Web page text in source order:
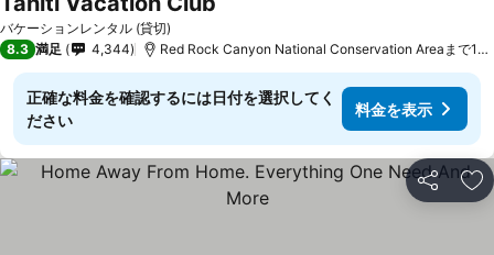
バケーションレンタル (貸切)
8.3 満足 4,344 Red Rock Canyon National Conservation Areaまで19.7 km
正確な料金を確認するには日付を選択してく
ださい
料金を表示
シェア お